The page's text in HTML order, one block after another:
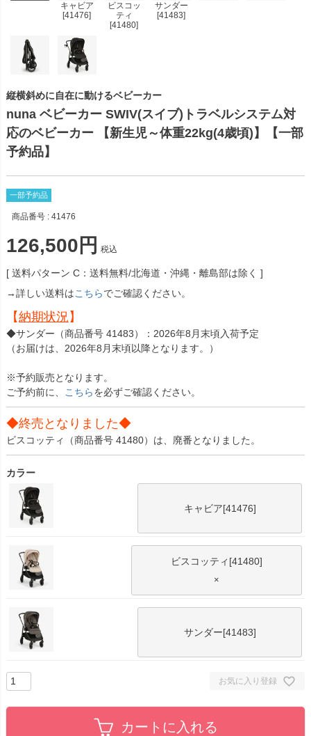
キャビア
[41476]
ビスコッ
ティ
[41480]
サンダー
[41483]
縦横斜めに自在に動けるベビーカー
nuna ベビーカー SWIV(スイブ)トラベルシステム対
応のベビーカー 【新生児～体重22kg(4歳頃)】【一部
予約品】
一部予約品
商品番号 41476
126,500 税込
送料パターン C：送料無料/北海道・沖縄・離島部は除く
→詳しい送料はこちらでご確認ください。
【納期状況 】
◆サンダー（商品番号 41483）：2026年8月末頃入荷予定
（お届けは、2026年8月末頃以降となります。）
※予約販売となります。
ご予約前に、
こちらを必ずご確認ください。
◆終売となりました◆
ビスコッティ（商品番号 41480）は、廃番となりました。
カラー
キャビア[41476]
ビスコッティ[41480]
×
サンダー[41483]
お気に入り登録
カートに入れる